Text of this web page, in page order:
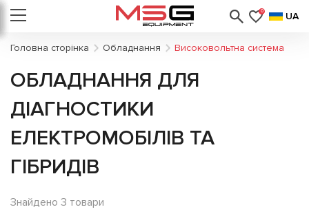
0 UA
Головна сторінка Обладнання Високовольтна система
ОБЛАДНАННЯ ДЛЯ
ДІАГНОСТИКИ
ЕЛЕКТРОМОБІЛІВ ТА
ГІБРИДІВ
Знайдено 3 товари